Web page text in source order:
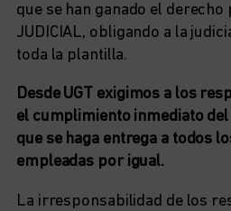
que se han ganado el derecho
JUDICIAL, obligando a la
toda la plantilla.
Desde UGT exigimos a los
el cumplimiento inmediato del
que se haga entrega a todos
empleadas por igual.
La irresponsabilidad de los